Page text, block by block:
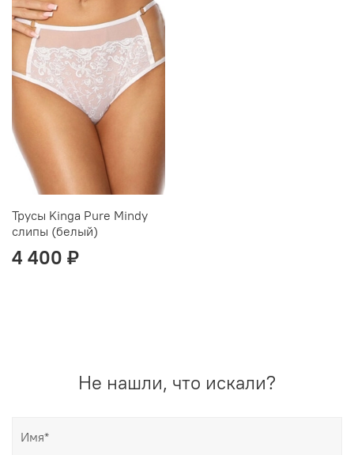
Трусы Kinga Pure Mindy
слипы (белый)
4 400 ₽
Не нашли, что искали?